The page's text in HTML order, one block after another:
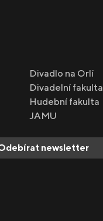
Divadlo na Orlí
Divadelní fakulta
Hudební fakulta
JAMU